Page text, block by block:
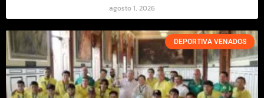
agosto 1, 2026
DEPORTIVA VENADOS